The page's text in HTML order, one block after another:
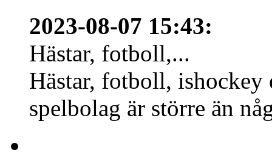
2023-08-07 15:43:
Hästar, fotboll,...
Hästar, fotboll,
spelbolag är större än